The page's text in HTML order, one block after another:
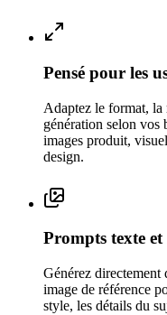
Pensé pour les
Adaptez le format, la
génération selon vos
images produit,
design.
Prompts texte et
Générez
image de référence
style, les détails du